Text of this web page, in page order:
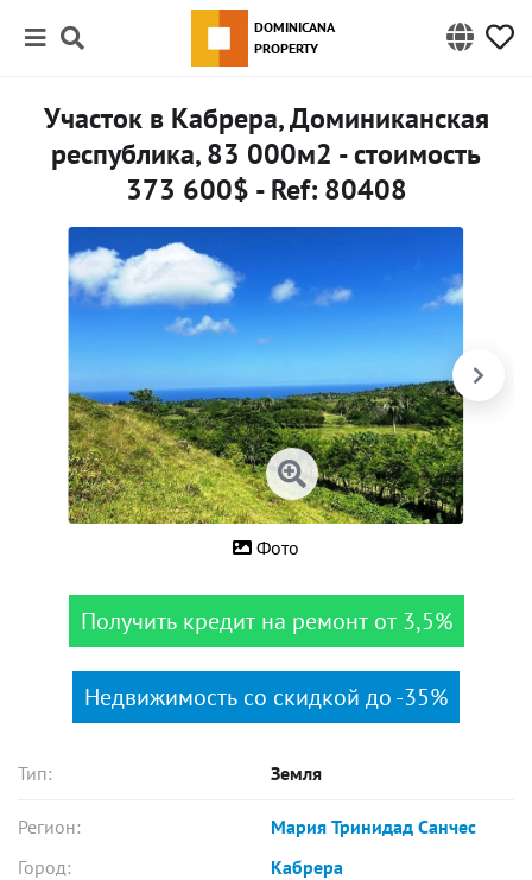
DOMINICANA
PROPERTY
Участок в Кабрера, Доминиканская
республика, 83 000м2 - стоимость
373 600$ - Ref: 80408
Фото
Получить кредит на ремонт от 3,5%
Недвижимость со скидкой до -35%
Тип: Земля
Регион:
Мария Тринидад Санчес
Город:
Кабрера